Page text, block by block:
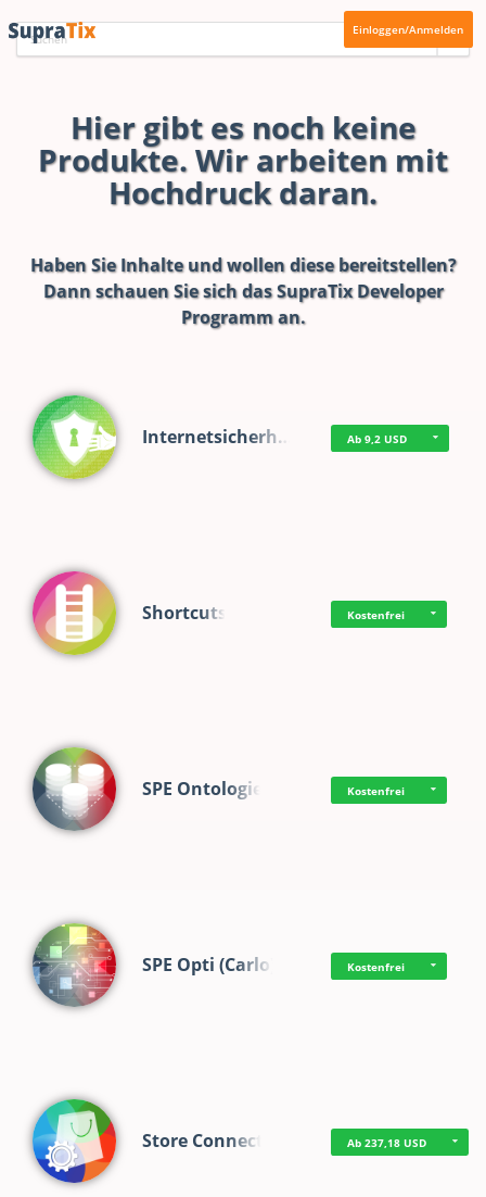
Einloggen/Anmelden
Hier gibt es noch keine
Produkte. Wir arbeiten mit
Hochdruck daran.
Haben Sie Inhalte und wollen diese bereitstellen?
Dann schauen Sie sich dasSupraTix Developer
Programman.
Internetsicherh… Ab 9,2 USD
Shortcuts Kostenfrei
SPE Ontologie Kostenfrei
SPE Opti (Carlo) Kostenfrei
Store Connect Ab 237,18 USD